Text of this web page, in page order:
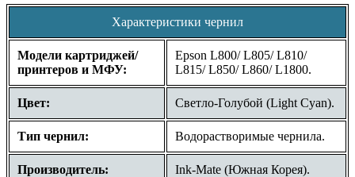
Характеристики чернил
Модели картриджей/
принтеров и МФУ:
Epson L800/ L805/ L810/
L815/ L850/ L860/ L1800.
Цвет: Светло-Голубой (Light Cyan).
Тип чернил: Водорастворимые чернила.
Производитель: Ink-Mate (Южная Корея).